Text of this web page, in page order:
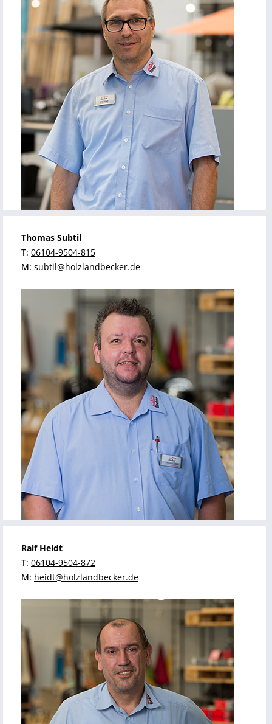
Ralf Heidt
T: 06104-9504-872
M: heidt@holzlandbecker.de
Thomas Subtil
T: 06104-9504-815
M: subtil@holzlandbecker.de